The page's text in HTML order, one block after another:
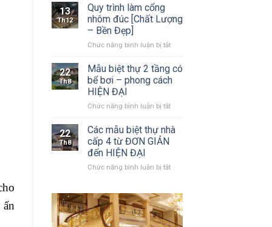
và
sắt
thuật
đơn
thi
cổng
đúc
13
Th12
Quy trình làm cổng
nhôm đúc [Chất Lượng
– Bền Đẹp]
Chức năng bình luận bị tắtở
trình
cổng
đúc
Lượng
22
Th8
Mẫu biệt thự 2 tầng có
bể bơi – phong cách
HIỆN ĐẠI
Chức năng bình luận bị tắtở
biệt
có
–
phong
cách
22
Th8
Các mẫu biệt thự nhà
cấp 4 từ ĐƠN GIẢN
đến HIỆN ĐẠI
Chức năng bình luận bị tắtở
biệt
thự
nhà